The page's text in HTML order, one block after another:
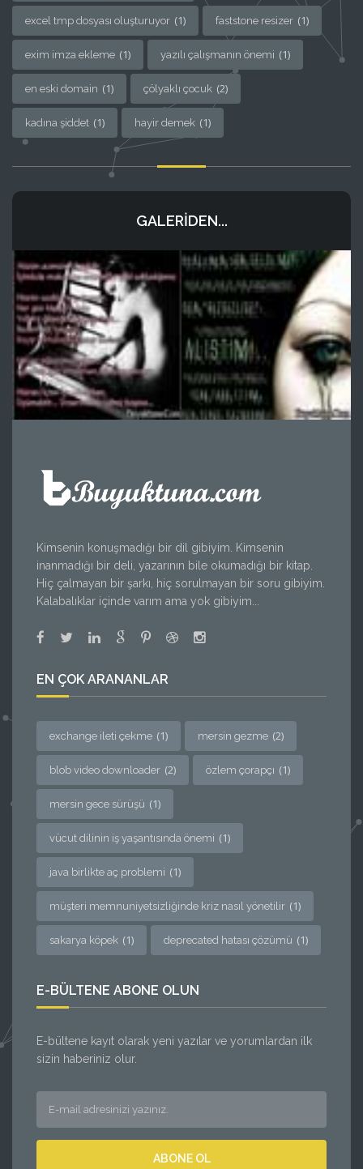
excel tmp dosyası oluşturuyor (1) faststone resizer (1)
exim imza ekleme (1) yazılı çalışmanın önemi (1)
en eski domain (1) çölyaklı çocuk (2)
kadına şiddet (1) hayir demek (1)
GALERIDEN...
Kimsenin konuşmadığı bir dil gibiyim. Kimsenin
inanmadığı bir deli, yazarının bile okumadığı bir kitap.
Hiç çalmayan bir şarkı, hiç sorulmayan bir soru gibiyim.
Kalabalıklar içinde varım ama yok gibiyim...
EN ÇOK ARANANLAR
exchange ileti çekme (1) mersin gezme (2)
blob video downloader (2) özlem çorapçı (1)
mersin gece sürüşü (1)
vücut dilinin iş yaşantısında önemi (1)
java birlikte aç problemi (1)
müşteri memnuniyetsizliğinde kriz nasıl yönetilir (1)
sakarya köpek (1) deprecated hatası çözümü (1)
E-BÜLTENE ABONE OLUN
E-bültene kayıt olarak yeni yazılar ve yorumlardan ilk
sizin haberiniz olur.